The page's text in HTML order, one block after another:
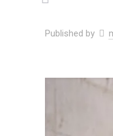
Published by